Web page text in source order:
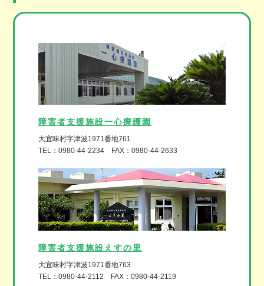
障害者支援施設一心療護園
大宜味村字津波1971番地761
TEL：0980-44-2234 FAX：0980-44-2633
障害者支援施設えすの里
大宜味村字津波1971番地763
TEL：0980-44-2112 FAX：0980-44-2119